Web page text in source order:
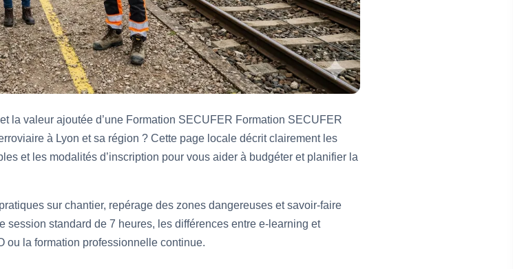
la valeur ajoutée d’une Formation SECUFER Formation SECUFER
à Lyon et sa région ? Cette page locale décrit clairement les
et les modalités d’inscription pour vous aider à budgéter et planifier la
sur chantier, repérage des zones dangereuses et savoir-faire
standard de 7 heures, les différences entre e-learning et
ou la formation professionnelle continue.